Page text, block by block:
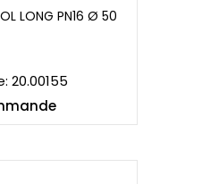
LONG PN16 Ø 50
20.00155